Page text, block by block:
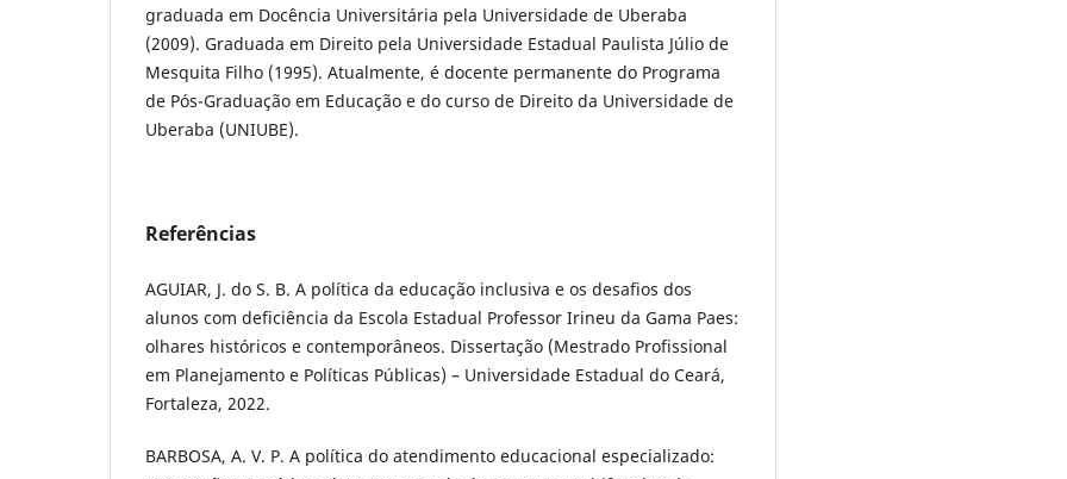
graduada em Docência Universitária pela Universidade de Uberaba
(2009). Graduada em Direito pela Universidade Estadual Paulista Júlio de
Mesquita Filho (1995). Atualmente, é docente permanente do Programa
de Pós-Graduação em Educação e do curso de Direito da Universidade de
Uberaba (UNIUBE).
Referências
AGUIAR, J. do S. B. A política da educação inclusiva e os desafios dos
alunos com deficiência da Escola Estadual Professor Irineu da Gama Paes:
olhares históricos e contemporâneos. Dissertação (Mestrado Profissional
em Planejamento e Políticas Públicas) – Universidade Estadual do Ceará,
Fortaleza, 2022.
BARBOSA, A. V. P. A política do atendimento educacional especializado: